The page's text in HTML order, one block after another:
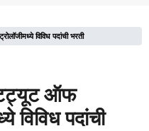
विविध पदांची भरती
ऑफ
विविध पदांची